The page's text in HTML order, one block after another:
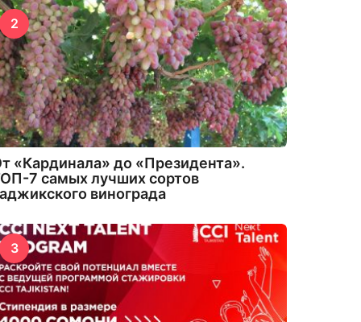
2
«Кардинала» до «Президента».
7 самых лучших сортов
винограда
3